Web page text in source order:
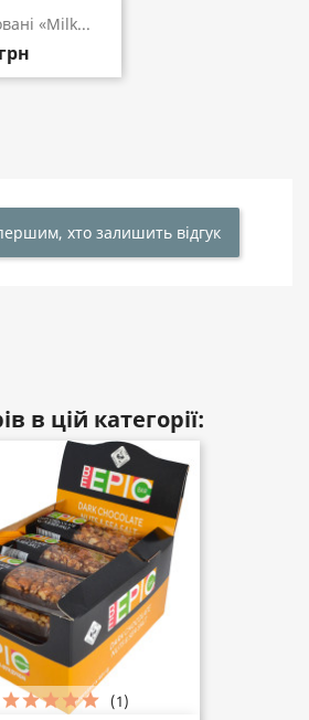
«Milk...
хто залишить відгук
в цій категорії:
(1)